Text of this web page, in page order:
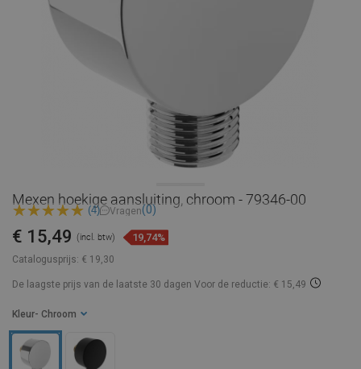
Mexen hoekige aansluiting, chroom - 79346-00
(4) Vragen(0)
Catalogusprijs: € 19,30
€ 15,49 (incl. btw) 19,74%
De laagste prijs van de laatste 30 dagen Voor de reductie: € 15,49
Kleur - Chroom